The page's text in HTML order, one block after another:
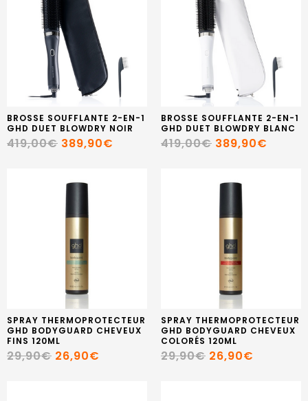
BROSSE SOUFFLANTE 2-EN-1
GHD DUET BLOWDRY NOIR
419,00€ 389,90€
BROSSE SOUFFLANTE 2-EN-1
GHD DUET BLOWDRY BLANC
419,00€ 389,90€
SPRAY THERMOPROTECTEUR
GHD BODYGUARD CHEVEUX
FINS 120ML
29,90€ 26,90€
SPRAY THERMOPROTECTEUR
GHD BODYGUARD CHEVEUX
COLORÉS 120ML
29,90€ 26,90€